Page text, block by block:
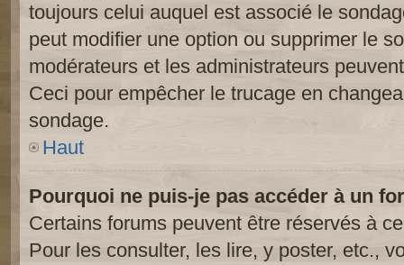
toujours celui auquel est associé le
peut modifier une option ou supprimer le
modérateurs et les administrateurs
Ceci pour empêcher le trucage en
sondage.
Haut
Pourquoi ne puis-je pas accéder à un
Certains forums peuvent être réservés à
Pour les consulter, les lire, y poster, etc.,